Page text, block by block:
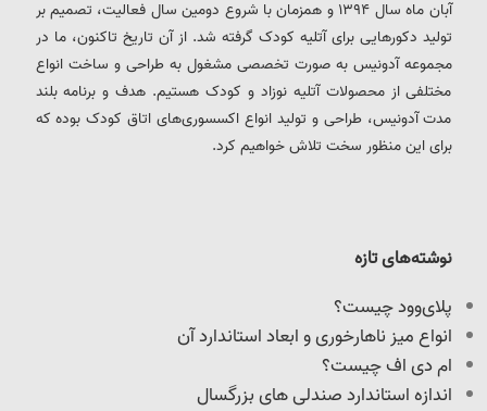
نوشته‌های تازه
پلای‌وود چیست؟
انواع میز ناهارخوری و ابعاد استاندارد آن
ام دی اف چیست؟
اندازه استاندارد صندلی های بزرگسال
آبان ماه سال 1394 و همزمان با شروع دومین سال فعالیت، تصمیم بر
تولید دکورهایی برای آتلیه کودک گرفته شد. از آن تاریخ تاکنون، ما در
مجموعه آدونیس به صورت تخصصی مشغول به طراحی و ساخت انواع
مختلفی از محصولات آتلیه نوزاد و کودک هستیم. هدف و برنامه بلند
مدت آدونیس، طراحی و تولید انواع اکسسوری‌های اتاق کودک بوده که
برای این منظور سخت تلاش خواهیم کرد.